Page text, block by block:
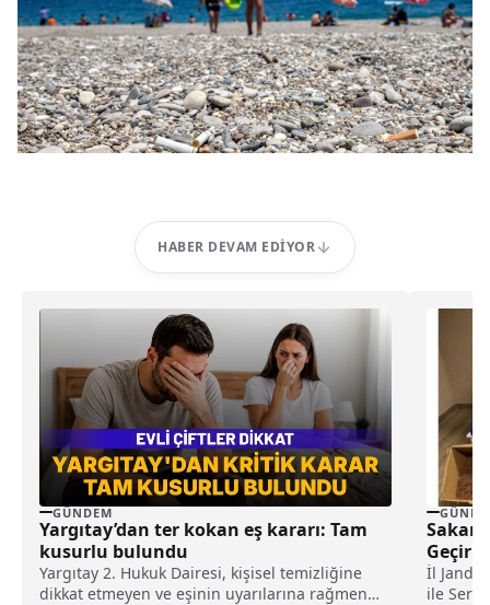
HABER DEVAM EDIYOR
GÜNDEM
Yargıtay’dan ter kokan eş kararı: Tam
kusurlu bulundu
Yargıtay 2. Hukuk Dairesi, kişisel temizliğine
dikkat etmeyen ve eşinin uyarılarına rağmen
İl
ile